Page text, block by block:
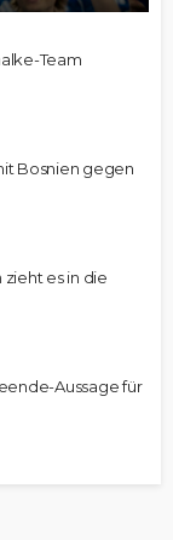
Team
Bosnien gegen
zieht es in die
Aussage für